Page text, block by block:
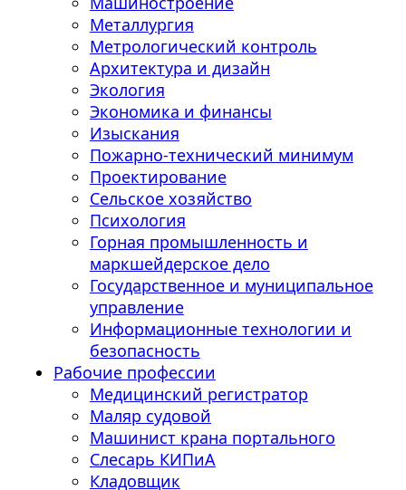
Металлургия
Метрологический контроль
Архитектура и дизайн
Экология
Экономика и финансы
Изыскания
Пожарно-технический минимум
Проектирование
Сельское хозяйство
Психология
Горная промышленность и
маркшейдерское дело
Государственное и муниципальное
управление
Информационные технологии и
безопасность
Рабочие профессии
Медицинский регистратор
Маляр судовой
Машинист крана портального
Слесарь КИПиА
Кладовщик